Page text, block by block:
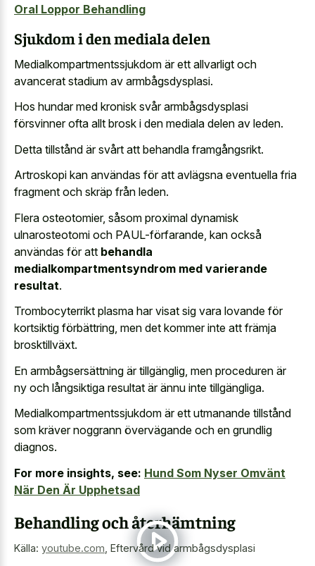
Oral Loppor Behandling
Sjukdom i den mediala delen
Medialkompartmentssjukdom är ett allvarligt och
avancerat stadium av armbågsdysplasi.
Hos hundar med kronisk svår armbågsdysplasi
försvinner ofta allt brosk i den mediala delen av leden.
Detta tillstånd är svårt att behandla framgångsrikt.
Artroskopi kan användas för att avlägsna eventuella fria
fragment och skräp från leden.
Flera osteotomier, såsom proximal dynamisk
ulnarosteotomi och PAUL-förfarande, kan också
användas för att behandla
medialkompartmentsyndrom med varierande
resultat.
Trombocyterrikt plasma har visat sig vara lovande för
kortsiktig förbättring, men det kommer inte att främja
brosktillväxt.
En armbågsersättning är tillgänglig, men proceduren är
ny och långsiktiga resultat är ännu inte tillgängliga.
Medialkompartmentssjukdom är ett utmanande tillstånd
som kräver noggrann övervägande och en grundlig
diagnos.
For more insights, see: Hund Som Nyser Omvänt
När Den Är Upphetsad
Behandling och återhämtning
Källa: youtube.com Eftervård vid armbågsdysplasi